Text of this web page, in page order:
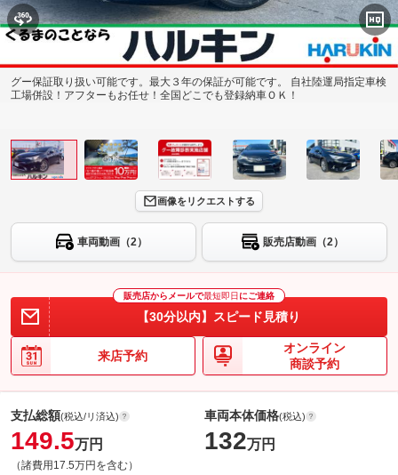
グー保証取り扱い可能です。最大３年の保証が可能です。 自社陸運局指定車検
工場併設！アフターもお任せ！全国どこでも登録納車ＯＫ！
画像をリクエストする
車両動画（2） 販売店動画（2）
販売店からメールで最短即日 にご連絡
【30分以内】スピード見積り
来店予約
オンライン
商談予約
支払総額(税込/リ済込)
149.5万円
（諸費用17.5万円を含む）
車両本体価格(税込)
132万円